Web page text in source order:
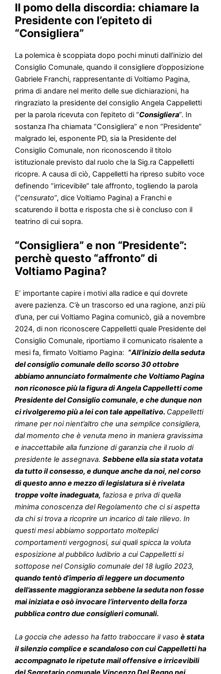
Il pomo della discordia: chiamare la
Presidente con l’epiteto di
“Consigliera”
La polemica è scoppiata dopo pochi minuti dall’inizio del
Consiglio Comunale, quando il consigliere d’opposizione
Gabriele Franchi, rappresentante di Voltiamo Pagina,
prima di andare nel merito delle sue dichiarazioni, ha
ringraziato la presidente del consiglio Angela Cappelletti
per la parola ricevuta con l’epiteto di “Consigliera”. In
sostanza l’ha chiamata “Consigliera” e non “Presidente”
malgrado lei, esponente PD, sia la Presidente del
Consiglio Comunale, non riconoscendo il titolo
istituzionale previsto dal ruolo che la Sig.ra Cappelletti
ricopre. A causa di ciò, Cappelletti ha ripreso subito voce
definendo “irricevibile” tale affronto, togliendo la parola
(“censurato“, dice Voltiamo Pagina) a Franchi e
scaturendo il botta e risposta che si è concluso con il
teatrino di cui sopra.
“Consigliera” e non “Presidente”:
perchè questo “affronto” di
Voltiamo Pagina?
E’ importante capire i motivi alla radice e qui dovrete
avere pazienza. C’è un trascorso ed una ragione, anzi più
d’una, per cui Voltiamo Pagina comunicò, già a novembre
2024, di non riconoscere Cappelletti quale Presidente del
Consiglio Comunale, riportiamo il comunicato risalente a
mesi fa, firmato Voltiamo Pagina: “All’inizio della seduta
del consiglio comunale dello scorso 30 ottobre
abbiamo annunciato formalmente che Voltiamo Pagina
non riconosce più la figura di Angela Cappelletti come
Presidente del Consiglio comunale, e che dunque non
ci rivolgeremo più a lei con tale appellativo. Cappelletti
rimane per noi nient’altro che una semplice consigliera,
dal momento che è venuta meno in maniera gravissima
e inaccettabile alla funzione di garanzia che il ruolo di
presidente le assegnava. Sebbene ella sia stata votata
da tutto il consesso, e dunque anche da noi, nel corso
di questo anno e mezzo di legislatura si è rivelata
troppe volte inadeguata, faziosa e priva di quella
minima conoscenza del Regolamento che ci si aspetta
da chi si trova a ricoprire un incarico di tale rilievo. In
questi mesi abbiamo sopportato molteplici
comportamenti vergognosi, sui quali spicca la voluta
esposizione al pubblico ludibrio a cui Cappelletti si
sottopose nel Consiglio comunale del 18 luglio 2023,
quando tentò d’imperio di leggere un documento
dell’assente maggioranza sebbene la seduta non fosse
mai iniziata e osò invocare l’intervento della forza
pubblica contro due consiglieri comunali.
La goccia che adesso ha fatto traboccare il vaso è stata
il silenzio complice e scandaloso con cui Cappelletti ha
accompagnato le ripetute mail offensive e irricevibili